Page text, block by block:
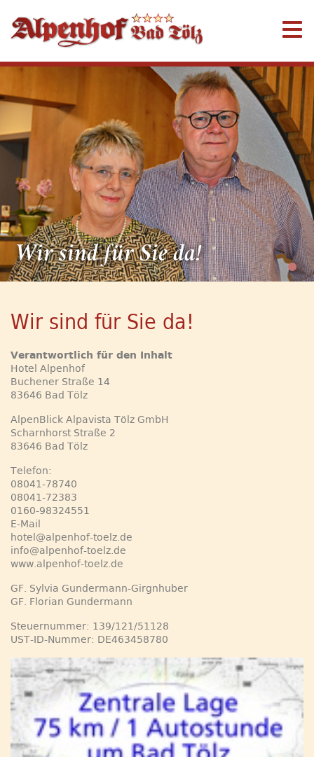
Wir sind für Sie da!
Wir sind für Sie da!
Verantwortlich für den Inhalt
Hotel Alpenhof
Buchener Straße 14
83646 Bad Tölz
AlpenBlick Alpavista Tölz GmbH
Scharnhorst Straße 2
83646 Bad Tölz
Telefon:
08041-78740
08041-72383
0160-98324551
E-Mail
hotel@alpenhof-toelz.de
info@alpenhof-toelz.de
www.alpenhof-toelz.de
GF. Sylvia Gundermann-Girgnhuber
GF. Florian Gundermann
Steuernummer: 139/121/51128
UST-ID-Nummer: DE463458780